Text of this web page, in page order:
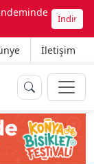
İndir
İletişim